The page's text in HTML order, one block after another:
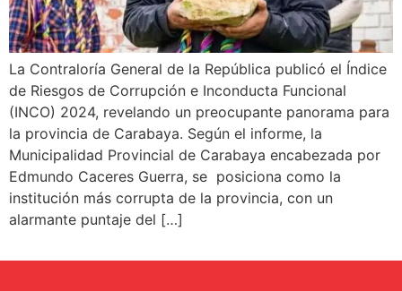
La Contraloría General de la República publicó el Índice
de Riesgos de Corrupción e Inconducta Funcional
(INCO) 2024, revelando un preocupante panorama para
la provincia de Carabaya. Según el informe, la
Municipalidad Provincial de Carabaya encabezada por
Edmundo Caceres Guerra, se posiciona como la
institución más corrupta de la provincia, con un
alarmante puntaje del […]